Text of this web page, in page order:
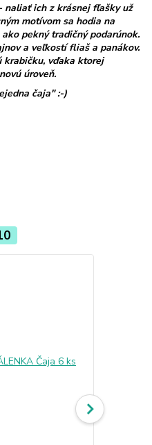
naliať ich z krásnej fľašky už
motívom sa hodia na
pekný tradičný podarúnok.
a veľkostí fliaš a panákov.
krabičku, vďaka ktorej
úroveň.
čaja" :-)